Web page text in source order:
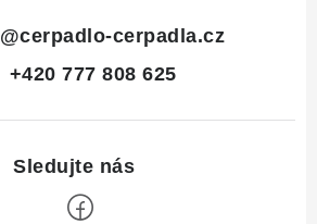
@cerpadlo-cerpadla.cz
+420 777 808 625